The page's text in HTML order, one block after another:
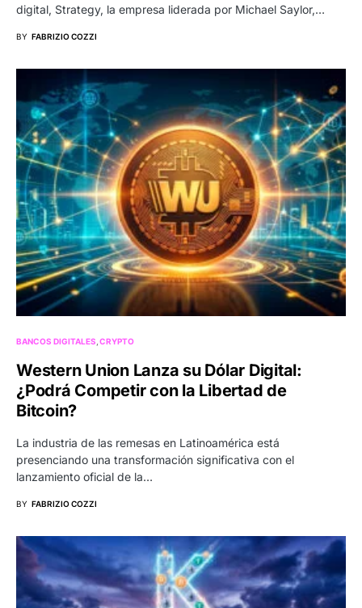
digital, Strategy, la empresa liderada por Michael Saylor,…
BY FABRIZIO COZZI
BANCOS DIGITALES CRYPTO
Western Union Lanza su Dólar Digital:
¿Podrá Competir con la Libertad de
Bitcoin?
La industria de las remesas en Latinoamérica está
presenciando una transformación significativa con el
lanzamiento oficial de la…
BY FABRIZIO COZZI